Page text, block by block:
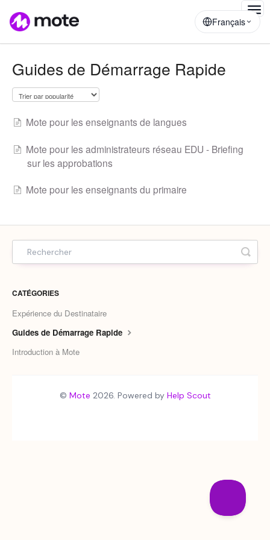
Français
Guides de Démarrage Rapide
Mote pour les enseignants de langues
Mote pour les administrateurs réseau EDU - Briefing
sur les approbations
Mote pour les enseignants du primaire
CATÉGORIES
Expérience du Destinataire
Guides de Démarrage Rapide
Introduction à Mote
© Mote 2026. Powered by Help Scout